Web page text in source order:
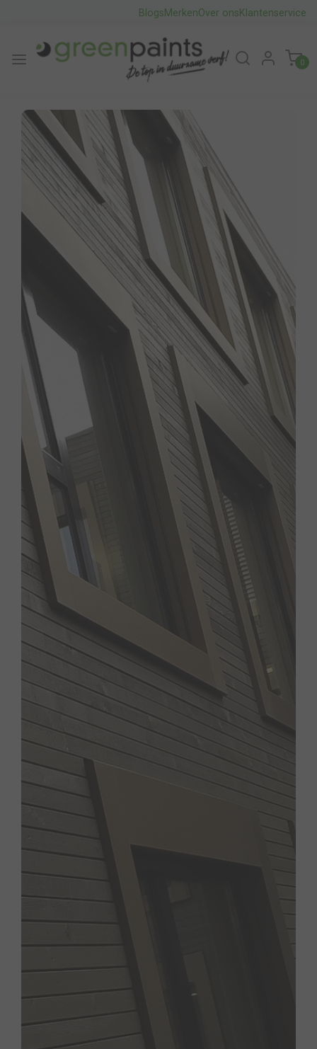
BlogsMerkenOver onsKlantenservice
0